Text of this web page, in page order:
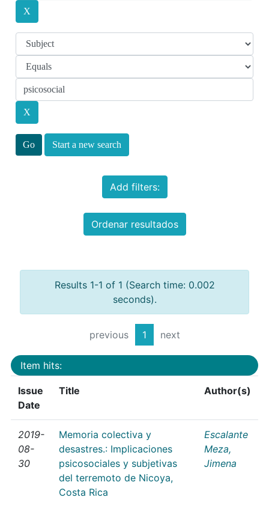
Start a new search
Add filters:
Ordenar resultados
Results 1-1 of 1 (Search time: 0.002
seconds).
previous 1 next
Item hits:
Issue
Date
Title Author(s)
2019-
08-
30
Memoria colectiva y
desastres.: Implicaciones
psicosociales y subjetivas
del terremoto de Nicoya,
Costa Rica
Escalante
Meza,
Jimena